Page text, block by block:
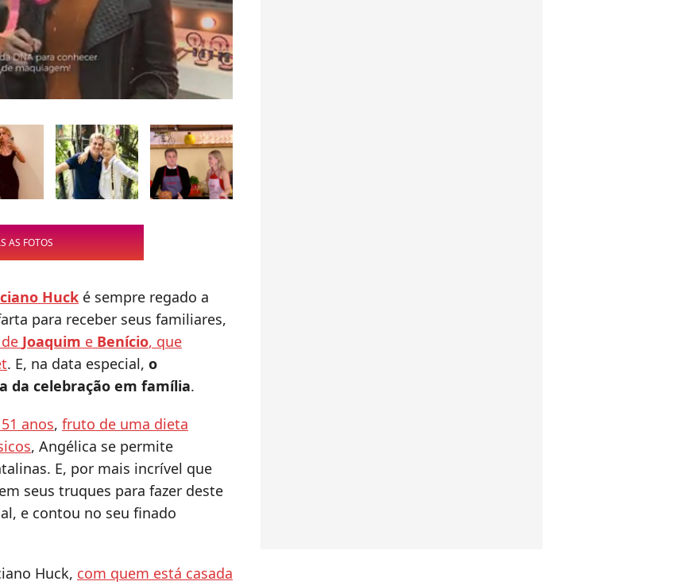
AS FOTOS
Huck é sempre regado a
para receber seus familiares,
Joaquim e Benício, que
. E, na data especial, o
da celebração em família.
anos, fruto de uma dieta
, Angélica se permite
E, por mais incrível que
seus truques para fazer deste
e contou no seu finado
Huck, com quem está casada